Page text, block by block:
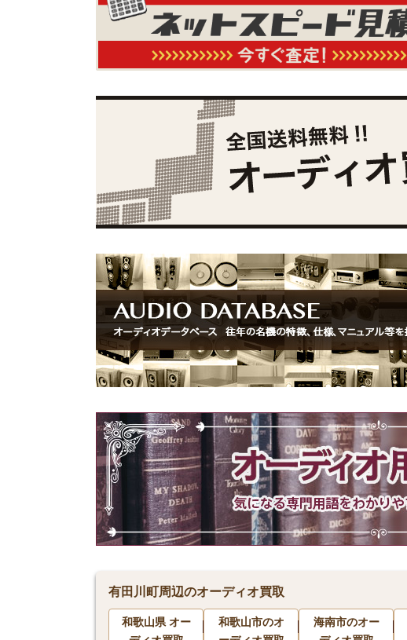
有田川町周辺のオーディオ買取
和歌山県 オー
和歌山市のオ
海南市のオー